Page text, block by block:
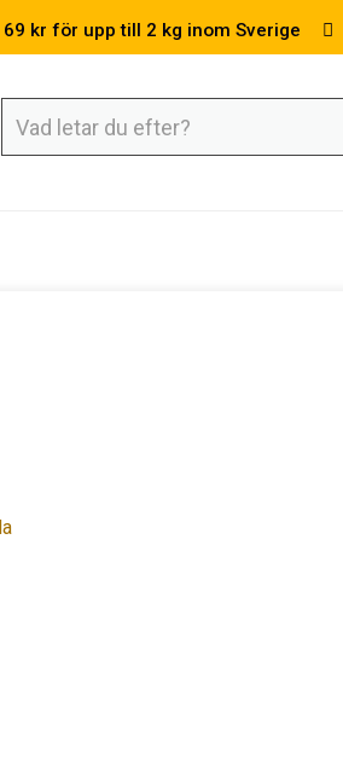
69 kr för upp till 2 kg inom Sverige